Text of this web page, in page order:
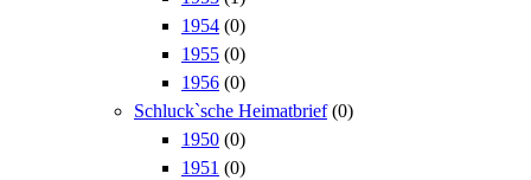
1954 (0)
1955 (0)
1956 (0)
Schluck`sche Heimatbrief (0)
1950 (0)
1951 (0)